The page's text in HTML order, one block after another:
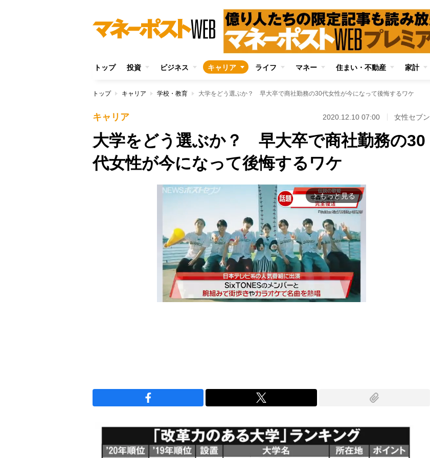
トップ 投資 ビジネス キャリア ライフ マネー 住まい・不動産 家計
トップ キャリア 学校・教育 大学をどう選ぶか？ 早大卒で商社勤務の30代女性が今になって後悔するワケ
キャリア 2020.12.10 07:00 女性セブン
大学をどう選ぶか？ 早大卒で商社勤務の30
代女性が今になって後悔するワケ
arrow_forward_ios もっと見る